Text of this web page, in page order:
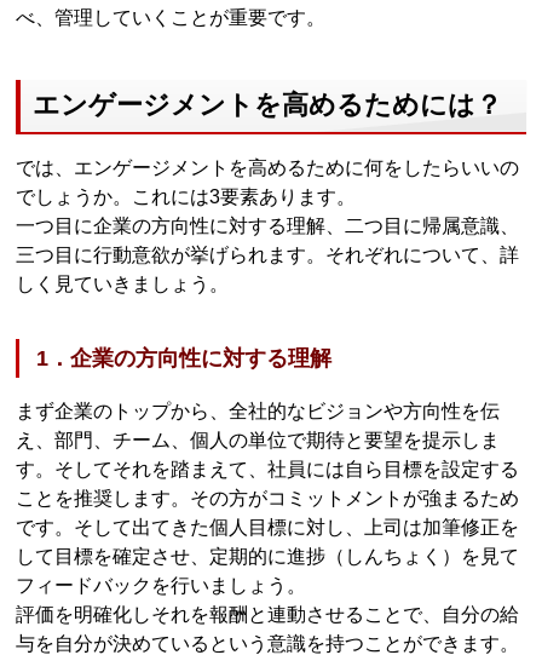
べ、管理していくことが重要です。
エンゲージメントを高めるためには？
では、エンゲージメントを高めるために何をしたらいいの
でしょうか。これには3要素あります。
一つ目に企業の方向性に対する理解、二つ目に帰属意識、
三つ目に行動意欲が挙げられます。それぞれについて、詳
しく見ていきましょう。
1．企業の方向性に対する理解
まず企業のトップから、全社的なビジョンや方向性を伝
え、部門、チーム、個人の単位で期待と要望を提示しま
す。そしてそれを踏まえて、社員には自ら目標を設定する
ことを推奨します。その方がコミットメントが強まるため
です。そして出てきた個人目標に対し、上司は加筆修正を
して目標を確定させ、定期的に進捗（しんちょく）を見て
フィードバックを行いましょう。
評価を明確化しそれを報酬と連動させることで、自分の給
与を自分が決めているという意識を持つことができます。